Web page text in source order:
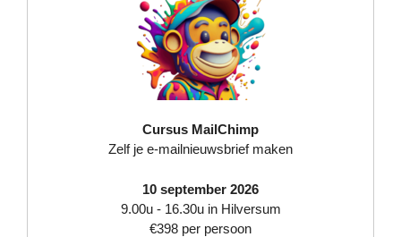
Cursus MailChimp
Zelf je e-mailnieuwsbrief maken
10 september 2026
9.00u - 16.30u in Hilversum
€398 per persoon